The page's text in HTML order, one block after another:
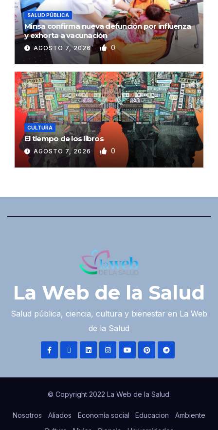
SALUD PÚBLICA
Minsa confirma nueva defunción por influenza
y exhorta a vacunación
AGOSTO 7, 2026 0
CULTURA
El tiempo de los libros
AGOSTO 7, 2026 0
La Web de la Salud
Salud pública, ciencia, cultura y bienestar en La Web
de la Salud
© Copyright 2022 La Web de la Salud.
Nosotros Aliados Economía social Educacion
Ambiente